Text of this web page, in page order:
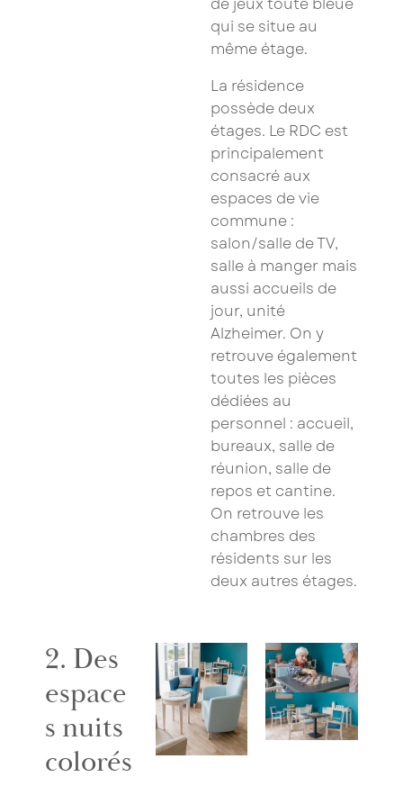
qui se situe au
même étage.
La résidence
possède deux
étages. Le RDC est
principalement
consacré aux
espaces de vie
commune :
salon/salle de TV,
salle à manger mais
aussi accueils de
jour, unité
Alzheimer. On y
retrouve également
toutes les pièces
dédiées au
personnel : accueil,
bureaux, salle de
réunion, salle de
repos et cantine.
On retrouve les
chambres des
résidents sur les
deux autres étages.
2. Des
espace
s nuits
colorés